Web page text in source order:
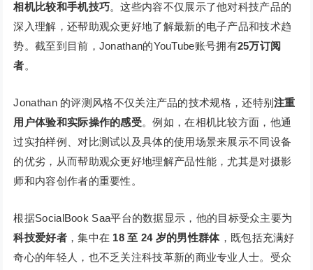
相机比较和手机技巧。这些内容不仅展示了他对科技产品的
深入理解，还帮助观众更好地了解最新的电子产品和技术趋
势。截至到目前，Jonathan的YouTube账号拥有25万订阅
者。
Jonathan 的评测风格不仅关注产品的技术规格，还特别注重
用户体验和实际操作的感受。例如，在相机比较方面，他通
过实拍样例、对比测试以及具体的使用场景来展示不同设备
的优劣，从而帮助观众更好地理解产品性能，尤其是对摄影
师和内容创作者的重要性。
根据SocialBook Saa平台的数据显示，他的目标受众主要为
科技爱好者，集中在 18 至 24 岁的男性群体，既包括充满好
奇心的年轻人，也不乏关注科技革新的商业专业人士。受众